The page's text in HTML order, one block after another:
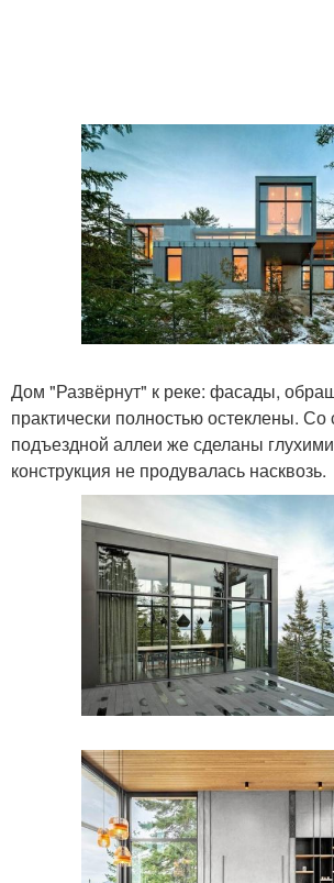
Дом "Развёрнут" к реке: фасады,
практически полностью остеклены. Со
подъездной аллеи же сделаны
конструкция не продувалась насквозь.